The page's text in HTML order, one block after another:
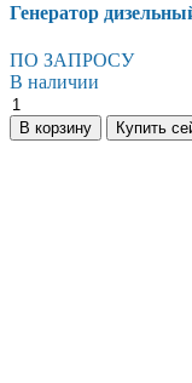
Генератор
ПО ЗАПРОСУ
В наличии
Генератор
дизельный
Fubag
В корзину Купить